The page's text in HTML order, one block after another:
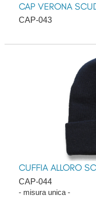
CAP VERONA
CAP-043
CUFFIA ALLORO
CAP-044
- misura unica -